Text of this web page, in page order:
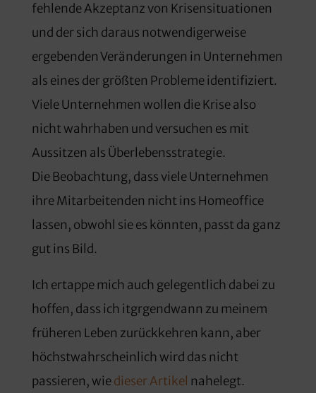
fehlende Akzeptanz von Krisensituationen
und der sich daraus notwendigerweise
ergebenden Veränderungen in Unternehmen
als eines der größten Probleme identifiziert.
Viele Unternehmen wollen die Krise also
nicht wahrhaben und versuchen es mit
Aussitzen als Überlebensstrategie.
Die Beobachtung, dass viele Unternehmen
ihre Mitarbeitenden nicht ins Homeoffice
lassen, obwohl sie es könnten, passt da ganz
gut ins Bild.
Ich ertappe mich auch gelegentlich dabei zu
hoffen, dass ich itgrgendwann zu meinem
früheren Leben zurückkehren kann, aber
höchstwahrscheinlich wird das nicht
passieren, wiedieser Artikel nahelegt.